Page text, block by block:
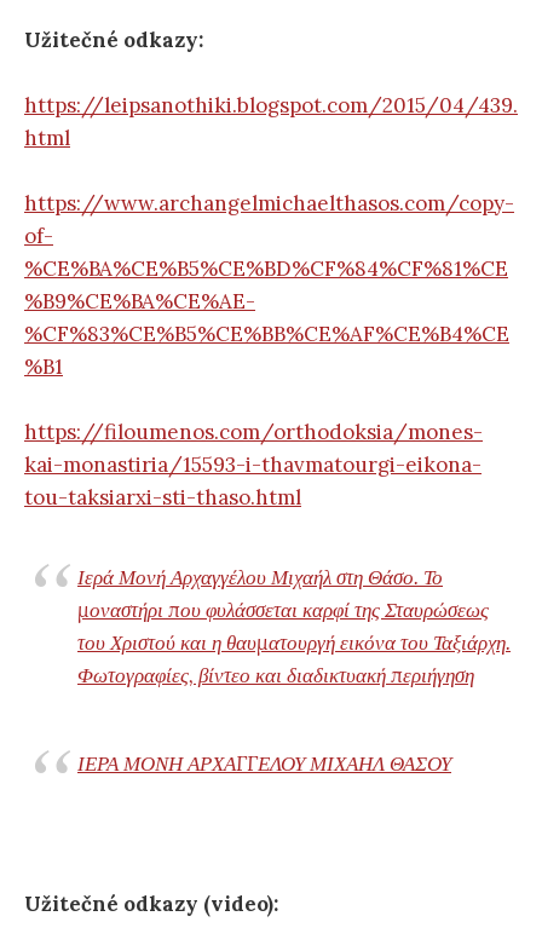
Užitečné odkazy:
https://leipsanothiki.blogspot.com/2015/04/439.
html
https://www.archangelmichaelthasos.com/copy-
of-
%CE%BA%CE%B5%CE%BD%CF%84%CF%81%CE
%B9%CE%BA%CE%AE-
%CF%83%CE%B5%CE%BB%CE%AF%CE%B4%CE
%B1
https://filoumenos.com/orthodoksia/mones-
kai-monastiria/15593-i-thavmatourgi-eikona-
tou-taksiarxi-sti-thaso.html
Ιερά Μονή Αρχαγγέλου Μιχαήλ στη Θάσο. Το
μοναστήρι που φυλάσσεται καρφί της Σταυρώσεως
του Χριστού και η θαυματουργή εικόνα του Ταξιάρχη.
Φωτογραφίες, βίντεο και διαδικτυακή περιήγηση
ΙΕΡΑ ΜΟΝΗ ΑΡΧΑΓΓΕΛΟΥ ΜΙΧΑΗΛ ΘΑΣΟΥ
Užitečné odkazy (video):